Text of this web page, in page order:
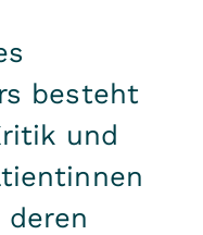
besteht
und